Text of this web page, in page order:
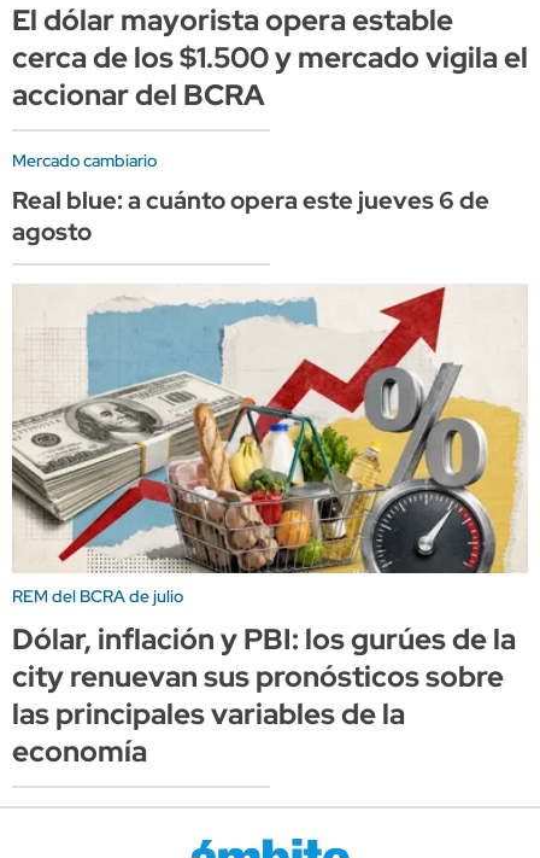
El dólar mayorista opera estable
cerca de los $1.500 y mercado vigila el
accionar del BCRA
Mercado cambiario
Real blue: a cuánto opera este jueves 6 de
agosto
REM del BCRA de julio
Dólar, inflación y PBI: los gurúes de la
city renuevan sus pronósticos sobre
las principales variables de la
economía